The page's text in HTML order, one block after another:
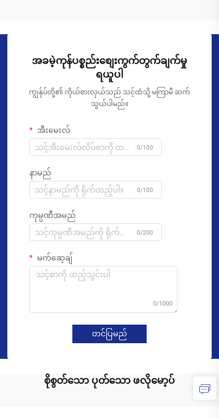
အခမဲ့ကုန်ပစ္စည်းစျေးကွက်တွက်ချက်မှု
ရယူပါ
ကျွန်ုပ်တို့၏ ကိုယ်စားလှယ်သည် သင့်ထံသို့ မကြာမီ ဆက်
သွယ်ပါမည်။
အီးမေးလ်
0/100
နာမည်
0/100
ကုမ္ပဏီအမည်
0/200
မက်ဆေ့ချ်
0/1000
တင်ပြမည်
စိုစွတ်သော ပုတ်သော ဖလိုမော့ပ်